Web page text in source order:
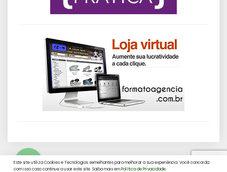
Este site utiliza Cookies e Tecnologias semelhantes para melhorar a sua experiência. Você concorda
com isso caso continue a usar este site. Saiba mais emPolítica de Privacidade.